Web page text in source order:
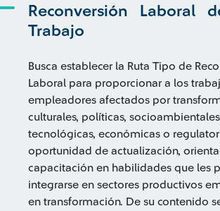
Reconversión Laboral
Trabajo
Busca establecer la Ruta Tipo de
Laboral para proporcionar a los
empleadores afectados por
culturales, políticas,
tecnológicas, económicas o
oportunidad de actualización,
capacitación en habilidades que les
integrarse en sectores productivos
en transformación. De su contenido